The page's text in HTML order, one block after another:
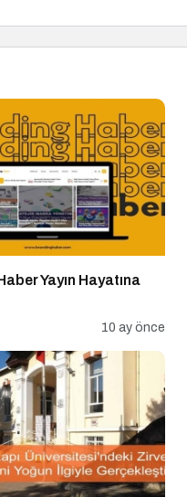
Yayın Hayatına
10 ay önce